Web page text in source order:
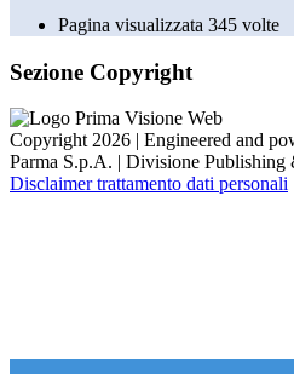
Pagina visualizzata 345 volte
Sezione Copyright
Copyright 2026 | Engineered and
Parma S.p.A. | Divisione
Disclaimer trattamento dati personali